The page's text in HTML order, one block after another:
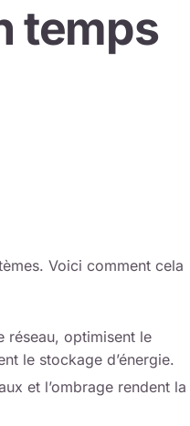
temps
Voici comment cela
réseau, optimisent le
le stockage d’énergie.
et l’ombrage rendent la